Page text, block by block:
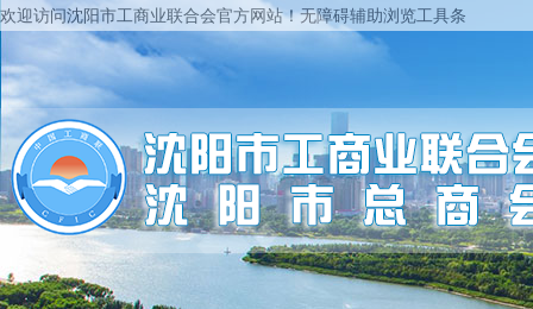
欢迎访问沈阳市工商业联合会官方网站！无障碍辅助浏览工具条